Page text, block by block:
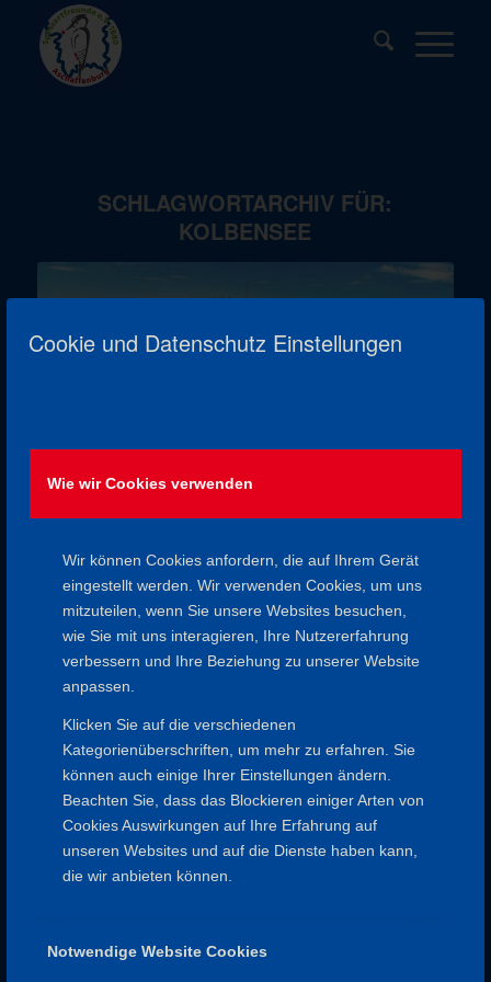
Cookie und Datenschutz Einstellungen
Wie wir Cookies verwenden
Wir können Cookies anfordern, die auf Ihrem Gerät
eingestellt werden. Wir verwenden Cookies, um uns
mitzuteilen, wenn Sie unsere Websites besuchen,
wie Sie mit uns interagieren, Ihre Nutzererfahrung
verbessern und Ihre Beziehung zu unserer Website
anpassen.
Klicken Sie auf die verschiedenen
Kategorienüberschriften, um mehr zu erfahren. Sie
können auch einige Ihrer Einstellungen ändern.
Beachten Sie, dass das Blockieren einiger Arten von
Cookies Auswirkungen auf Ihre Erfahrung auf
unseren Websites und auf die Dienste haben kann,
die wir anbieten können.
Notwendige Website Cookies
SCHLAGWORTARCHIV FÜR:
KOLBENSEE
LIEBESPFAD UND
KOLBENSEE
AKTIV,RUNDWANDERUNG,TAGESTOUR
29. März 2026
SPESSARTFREUNDE
Aufnahmeantrag